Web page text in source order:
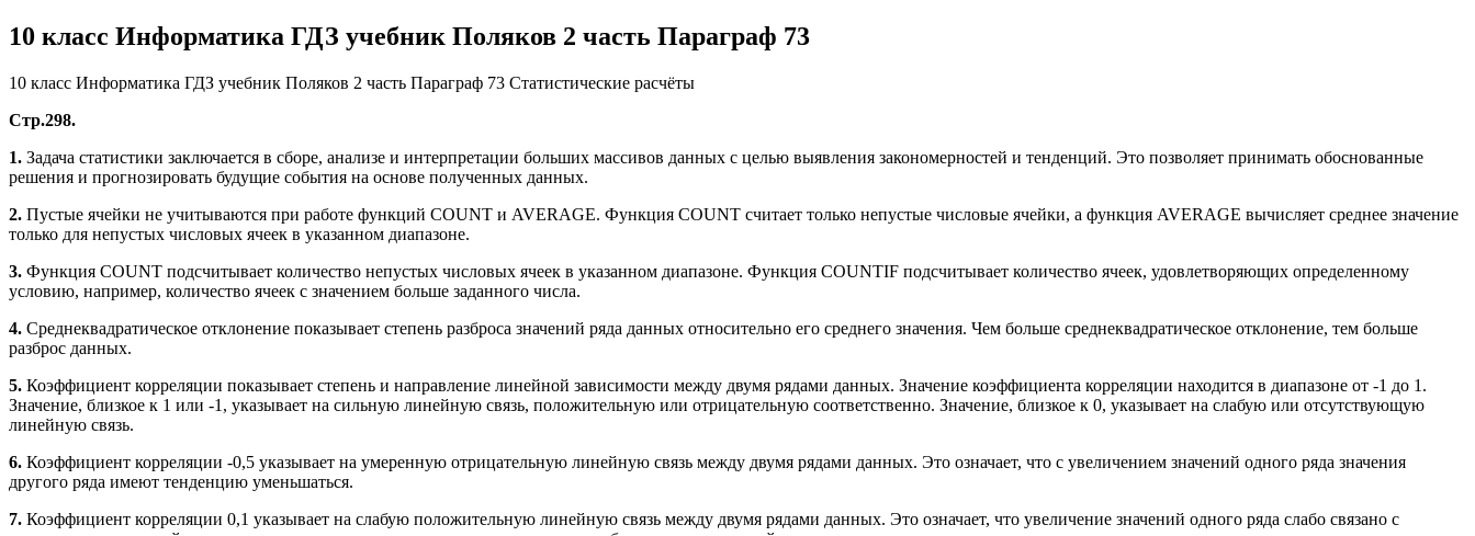
10 класс Информатика ГДЗ учебник Поляков 2 часть Параграф 73
10 класс Информатика ГДЗ учебник Поляков 2 часть Параграф 73 Статистические расчёты
Стр.298.
1. Задача статистики заключается в сборе, анализе и интерпретации больших массивов данных с целью выявления закономерностей и тенденций. Это позволяет принимать обоснованные
решения и прогнозировать будущие события на основе полученных данных.
2. Пустые ячейки не учитываются при работе функций COUNT и AVERAGE. Функция COUNT считает только непустые числовые ячейки, а функция AVERAGE вычисляет среднее значение
только для непустых числовых ячеек в указанном диапазоне.
3. Функция COUNT подсчитывает количество непустых числовых ячеек в указанном диапазоне. Функция COUNTIF подсчитывает количество ячеек, удовлетворяющих определенному
условию, например, количество ячеек с значением больше заданного числа.
4. Среднеквадратическое отклонение показывает степень разброса значений ряда данных относительно его среднего значения. Чем больше среднеквадратическое отклонение, тем больше
разброс данных.
5. Коэффициент корреляции показывает степень и направление линейной зависимости между двумя рядами данных. Значение коэффициента корреляции находится в диапазоне от -1 до 1.
Значение, близкое к 1 или -1, указывает на сильную линейную связь, положительную или отрицательную соответственно. Значение, близкое к 0, указывает на слабую или отсутствующую
линейную связь.
6. Коэффициент корреляции -0,5 указывает на умеренную отрицательную линейную связь между двумя рядами данных. Это означает, что с увеличением значений одного ряда значения
другого ряда имеют тенденцию уменьшаться.
7. Коэффициент корреляции 0,1 указывает на слабую положительную линейную связь между двумя рядами данных. Это означает, что увеличение значений одного ряда слабо связано с